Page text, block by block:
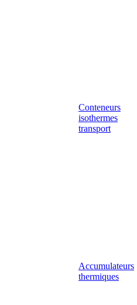
Conteneurs
isothermes
transport
Accumulateurs
thermiques